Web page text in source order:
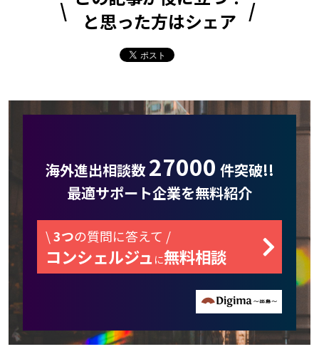
と思った方はシェア
海外進出相談数 27000 件突破!!
最適サポート企業を無料紹介
\3つの質問に答えて /
コンシェルジュ に無料相談